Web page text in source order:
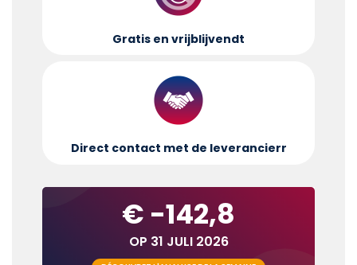
Gratis en vrijblijvendt
Direct contact met de leverancierr
€ -142,8
OP 31 JULI 2026